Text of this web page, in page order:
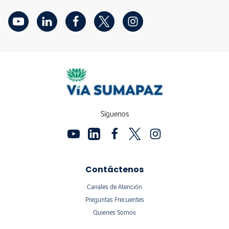
Síguenos
Contáctenos
Canales de Atención
Preguntas Frecuentes
Quienes Somos